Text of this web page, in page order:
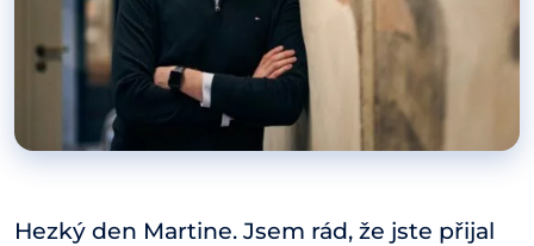
Hezký den Martine. Jsem rád, že jste přijal